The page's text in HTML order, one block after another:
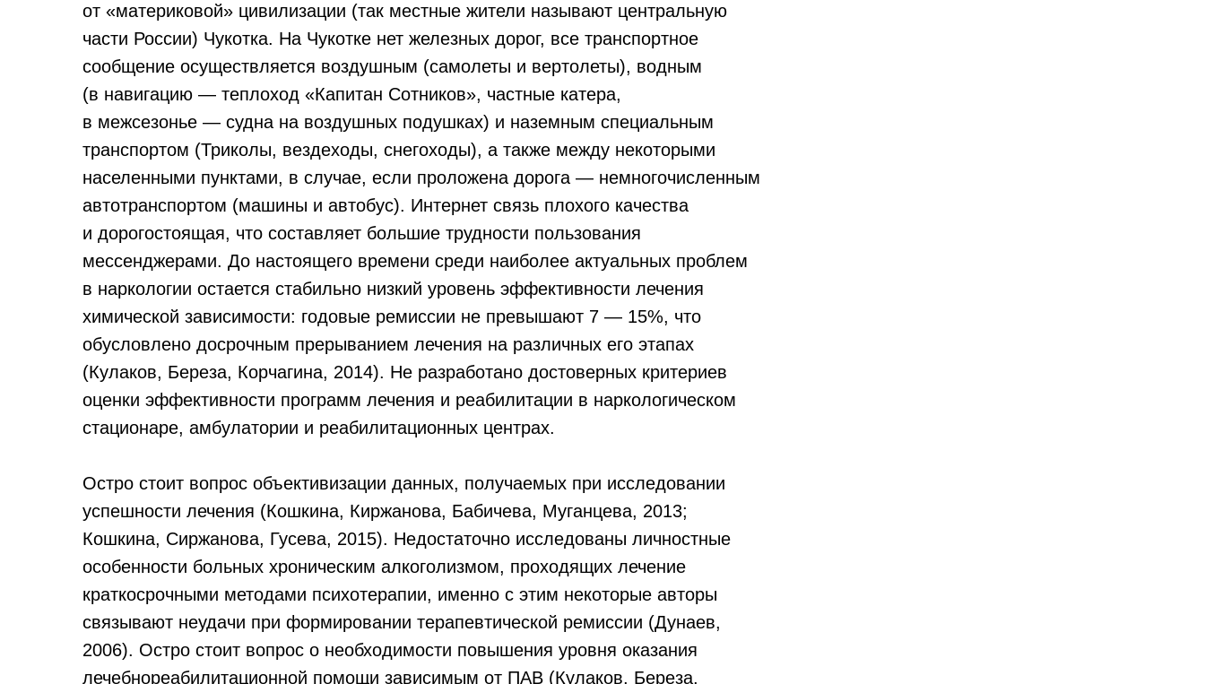
от «материковой» цивилизации (так местные жители называют центральную
части России) Чукотка. На Чукотке нет железных дорог, все транспортное
сообщение осуществляется воздушным (самолеты и вертолеты), водным
(в навигацию — теплоход «Капитан Сотников», частные катера,
в межсезонье — судна на воздушных подушках) и наземным специальным
транспортом (Триколы, вездеходы, снегоходы), а также между некоторыми
населенными пунктами, в случае, если проложена дорога — немногочисленным
автотранспортом (машины и автобус). Интернет связь плохого качества
и дорогостоящая, что составляет большие трудности пользования
мессенджерами. До настоящего времени среди наиболее актуальных проблем
в наркологии остается стабильно низкий уровень эффективности лечения
химической зависимости: годовые ремиссии не превышают 7 — 15%, что
обусловлено досрочным прерыванием лечения на различных его этапах
(Кулаков, Береза, Корчагина, 2014). Не разработано достоверных критериев
оценки эффективности программ лечения и реабилитации в наркологическом
стационаре, амбулатории и реабилитационных центрах.
Остро стоит вопрос объективизации данных, получаемых при исследовании
успешности лечения (Кошкина, Киржанова, Бабичева, Муганцева, 2013;
Кошкина, Сиржанова, Гусева, 2015). Недостаточно исследованы личностные
особенности больных хроническим алкоголизмом, проходящих лечение
краткосрочными методами психотерапии, именно с этим некоторые авторы
связывают неудачи при формировании терапевтической ремиссии (Дунаев,
2006). Остро стоит вопрос о необходимости повышения уровня оказания
лечебнореабилитационной помощи зависимым от ПАВ (Кулаков, Береза,